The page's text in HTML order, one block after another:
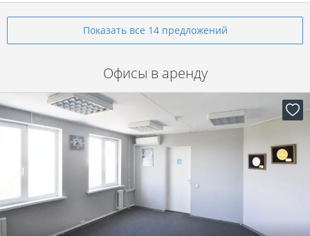
Показать все 14 предложений
Офисы в аренду